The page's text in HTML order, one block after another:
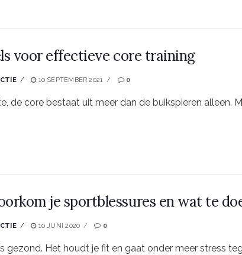
voor effectieve core training
10 SEPTEMBER 2021 0
de core bestaat uit meer dan de buikspieren alleen.
je sportblessures en wat te
10 JUNI 2020 0
gezond. Het houdt je fit en gaat onder meer stress